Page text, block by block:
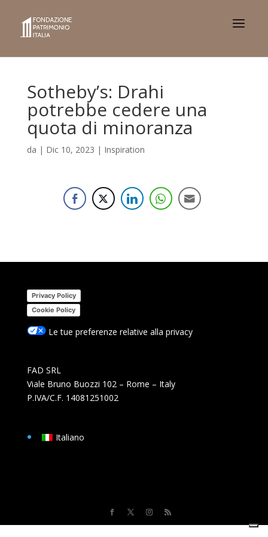
Sotheby’s: Drahi
potrebbe cedere una
quota di minoranza
da | Dic 10, 2023 | Inspiration
Privacy Policy
Cookie Policy
Le tue preferenze relative alla privacy
FAD SRL
Viale Bruno Buozzi 102 – Rome – Italy
P.IVA/C.F. 14081251002
Italiano